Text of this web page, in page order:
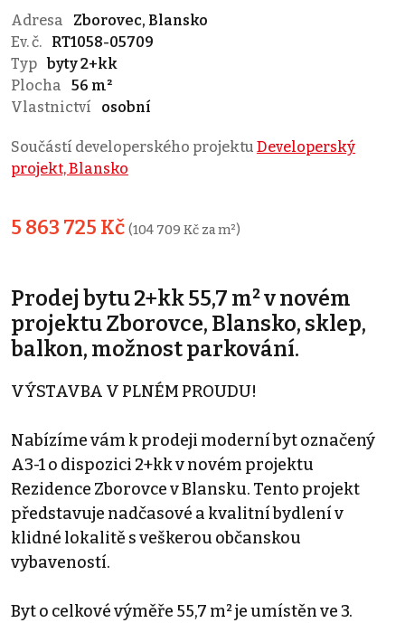
Adresa
Zborovec, Blansko
Ev. č.
RT1058-05709
Typ byty 2+kk
Plocha
56 m²
Vlastnictví
osobní
Součástí developerského projektu Developerský
projekt, Blansko
5 863 725 Kč (104 709 Kč za m²)
Prodej bytu 2+kk 55,7 m² v novém
projektu Zborovce, Blansko, sklep,
balkon, možnost parkování.
VÝSTAVBA V PLNÉM PROUDU!
Nabízíme vám k prodeji moderní byt označený
A3-1 o dispozici 2+kk v novém projektu
Rezidence Zborovce v Blansku. Tento projekt
představuje nadčasové a kvalitní bydlení v
klidné lokalitě s veškerou občanskou
vybaveností.
Byt o celkové výměře 55,7 m² je umístěn ve 3.